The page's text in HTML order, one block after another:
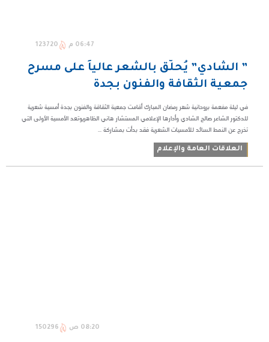
06:47 م 123720
” الشادي” يُحلّق بالشعر عالياً على مسرح
جمعية الثقافة والفنون بجدة
في ليلة مفعمة بروحانية شهر رمضان المبارك أقامت جمعية الثقاقة والفنون بجدة أمسية شعرية
للدكتور الشاعر صالح الشادي وأدارها الإعلامي المستشار هاني الظاهريوتعد الأمسية الأولى التي
تخرج عن النمط السائد للأمسيات الشعرية فقد بدأت بمشاركة ...
العلاقات العامة والإعلام
08:20 ص 150296